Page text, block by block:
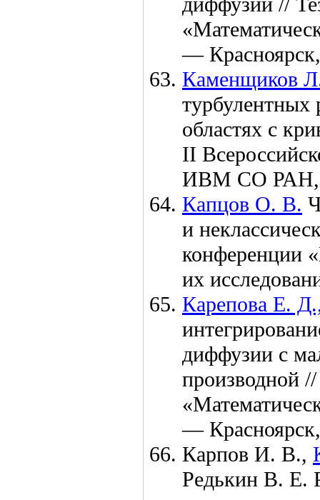
—
Каменщиков
областях с
II
ИВМ СО
Капцов О. В.
и
конференции
их
Карепова Е.
диффузии с
производной
—
Карпов И. В.,
Редькин В. Е.